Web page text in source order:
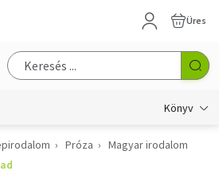
Üres
Könyv
Próza
Magyar irodalom